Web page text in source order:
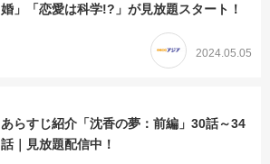
婚」「恋愛は科学!?」が見放題スタート！
2024.05.05
あらすじ紹介「沈香の夢：前編」30話～34
話｜見放題配信中！